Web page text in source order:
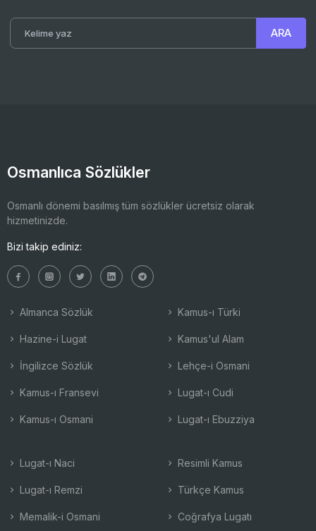
Osmanlıca Sözlükler
Osmanlı dönemi basılmış tüm sözlükler ücretsiz olarak
hizmetinizde.
Bizi takip ediniz:
Almanca Sözlük
Hazine-i Lugat
İngilizce Sözlük
Kamus-ı Fransevi
Kamus-ı Osmani
Kamus-ı Türki
Kamus'ul Alam
Lehçe-i Osmani
Lugat-ı Cudi
Lugat-ı Ebuzziya
Lugat-ı Naci
Lugat-ı Remzi
Memalik-i Osmani
Resimli Kamus
Türkçe Kamus
Coğrafya Lugatı